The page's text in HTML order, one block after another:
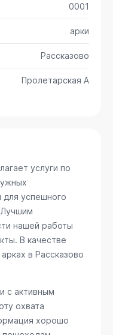
0001
арки
Рассказово
Пролетарская А
услуги по
для успешного
нашей работы
В качестве
в Рассказово
с активным
охвата
хорошо